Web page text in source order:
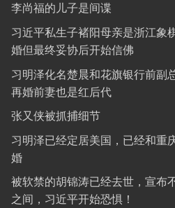
李尚福的儿子是间谍
习近平私生子褚阳母亲是浙江象
婚但最终妥协后开始信佛
习明泽化名楚晨和花旗银行前副
再婚前妻也是红后代
张又侠被抓捕细节
习明泽已经定居美国，已经和重
婚
被软禁的胡锦涛已经去世，宣布
之间，习近平开始恐惧！